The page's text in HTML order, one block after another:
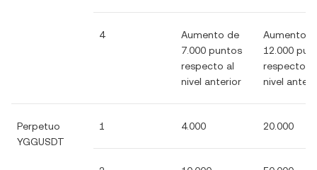
4
Aumento de
7.000 puntos
respecto al
nivel anterior
Aumento
12.000
respecto al
nivel
Perpetuo
YGGUSDT
1 4.000 20.000